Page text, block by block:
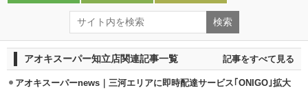
アオキスーパー知立店関連記事一覧 記事をすべて見る
アオキスーパーnews｜三河エリアに即時配達サービス｢ONIGO｣拡大